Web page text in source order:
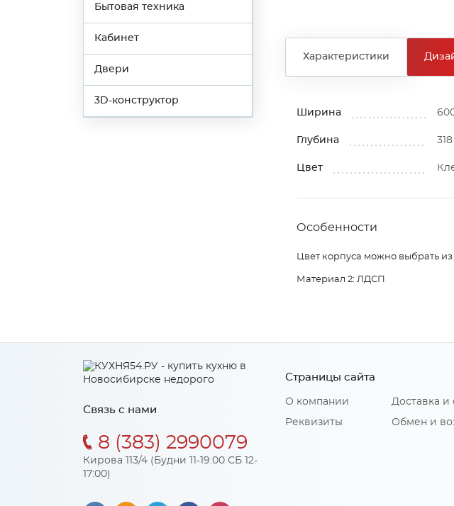
Бытовая техника
Кабинет
Двери
3D-конструктор
Характеристики
Ширина
Глубина 318
Цвет
Особенности
Цвет корпуса можно выбрать
Материал 2: ЛДСП
Связь с нами
8 (383) 2990079
Кирова 113/4 (Будни 11-19:00 СБ 12-
17:00)
Страницы сайта
О компании
Реквизиты
Доставка и
Обмен и